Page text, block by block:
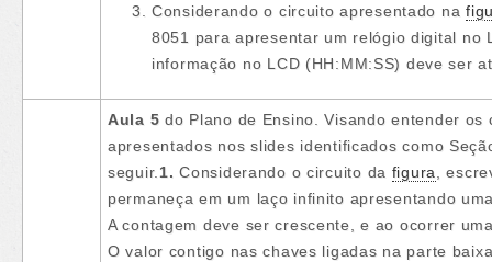
Considerando o circuito apresentado na
8051 para apresentar um relógio digital no
informação no LCD (HH:MM:SS) deve ser
Aula 5 do Plano de Ensino. Visando entender
apresentados nos slides identificados como
seguir.1. Considerando o circuito da figura,
permaneça em um laço infinito apresentando
A contagem deve ser crescente, e ao ocorrer
O valor contigo nas chaves ligadas na parte